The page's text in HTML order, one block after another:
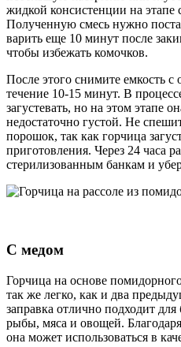
жидкой консистенции на
Полученную смесь нужно
варить еще 10 минут после
чтобы избежать комочков.
После этого снимите емкость с
течение 10-15 минут. В
загустевать, но на этом этапе
недостаточно густой. Не
порошок, так как горчица
приготовления. Через 24 часа
стерилизованным банкам и
С медом
Горчица на основе
так же легко, как и два
заправка отлично подходит для
рыбы, мяса и овощей.
она может использоваться в